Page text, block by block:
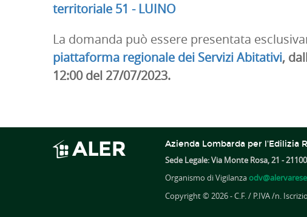
territoriale 51 - LUINO
La domanda può essere presentata
piattaforma regionale dei Servizi Abitativi,
12:00 del 27/07/2023.
Azienda Lombarda per l'Edilizia
Sede Legale: Via Monte Rosa, 21 -
Organismo di Vigilanza
Copyright © 2026 - C.F. / P.IVA /n.